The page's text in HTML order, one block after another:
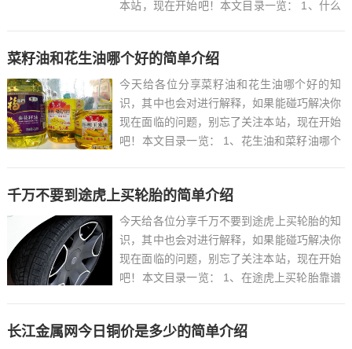
本站，现在开始吧！本文目录一览： 1、什么
菜籽油和花生油哪个好的简单介绍
今天给各位分享菜籽油和花生油哪个好的知
识，其中也会对进行解释，如果能碰巧解决你
现在面临的问题，别忘了关注本站，现在开始
吧！本文目录一览： 1、花生油和菜籽油哪个
千万不要到途虎上买轮胎的简单介绍
今天给各位分享千万不要到途虎上买轮胎的知
识，其中也会对进行解释，如果能碰巧解决你
现在面临的问题，别忘了关注本站，现在开始
吧！本文目录一览： 1、在途虎上买轮胎靠谱
长江金属网今日铜价是多少的简单介绍